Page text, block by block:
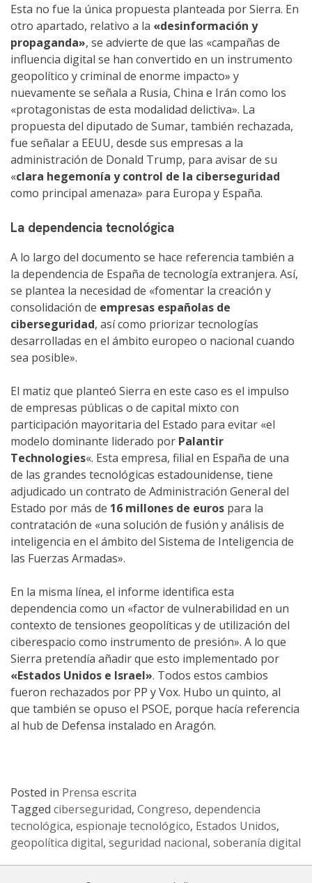
Esta no fue la única propuesta planteada por Sierra. En
otro apartado, relativo a la «desinformación y
propaganda», se advierte de que las «campañas de
influencia digital se han convertido en un instrumento
geopolítico y criminal de enorme impacto» y
nuevamente se señala a Rusia, China e Irán como los
«protagonistas de esta modalidad delictiva». La
propuesta del diputado de Sumar, también rechazada,
fue señalar a EEUU, desde sus empresas a la
administración de Donald Trump, para avisar de su
«clara hegemonía y control de la ciberseguridad
como principal amenaza» para Europa y España.
La dependencia tecnológica
A lo largo del documento se hace referencia también a
la dependencia de España de tecnología extranjera. Así,
se plantea la necesidad de «fomentar la creación y
consolidación de empresas españolas de
ciberseguridad, así como priorizar tecnologías
desarrolladas en el ámbito europeo o nacional cuando
sea posible».
El matiz que planteó Sierra en este caso es el impulso
de empresas públicas o de capital mixto con
participación mayoritaria del Estado para evitar «el
modelo dominante liderado por Palantir
Technologies«. Esta empresa, filial en España de una
de las grandes tecnológicas estadounidense, tiene
adjudicado un contrato de Administración General del
Estado por más de 16 millones de euros para la
contratación de «una solución de fusión y análisis de
inteligencia en el ámbito del Sistema de Inteligencia de
las Fuerzas Armadas».
En la misma línea, el informe identifica esta
dependencia como un «factor de vulnerabilidad en un
contexto de tensiones geopolíticas y de utilización del
ciberespacio como instrumento de presión». A lo que
Sierra pretendía añadir que esto implementado por
«Estados Unidos e Israel». Todos estos cambios
fueron rechazados por PP y Vox. Hubo un quinto, al
que también se opuso el PSOE, porque hacía referencia
al hub de Defensa instalado en Aragón.
Posted in Prensa escrita
Tagged ciberseguridad, Congreso, dependencia
tecnológica, espionaje tecnológico, Estados Unidos,
geopolítica digital, seguridad nacional, soberanía digital